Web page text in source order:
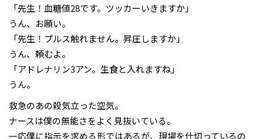
「先生！血糖値28です。ツッカーいきますか」
うん、お願い。
「先生！プルス触れません。昇圧しますか」
うん、頼むよ。
「アドレナリン3アン。生食と入れますね」
うん。
救急のあの殺気立った空気。
ナースは僕の無能さをよく見抜いている。
一応僕に指示を求める形ではあるが、現場を仕切っているの